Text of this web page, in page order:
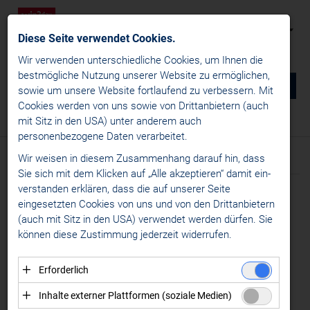
0 DE
NEWS
win2day ICE Hockey League
Specials
ICE Inside
ICE Business
Alps Hockey League
Womens Hockey Leagues
MEDIA
News / win2day ICE Hockey League / Specials
Text
Meldung vom 01.11.2025
PIONEERS-
VERTEIDIGER RAMÓN
SCHNETZER ZU GAST
IM ICE-PODCAST
Diese Seite verwendet Cookies.
Wir verwenden unterschiedliche Cookies, um Ihnen die
best­mögliche Nutzung unserer Website zu ermöglichen,
sowie um unsere Website fortlaufend zu verbessern. Mit
Cookies werden von uns sowie von Drittanbietern (auch
mit Sitz in den USA) unter anderem auch
personenbezogene Daten verarbeitet.
Wir weisen in diesem Zusammenhang darauf hin, dass
Sie sich mit dem Klicken auf „Alle akzeptieren“ damit ein­
ver­standen erklären, dass die auf unserer Seite
eingesetzten Cookies von uns und von den Drittanbietern
(auch mit Sitz in den USA) verwendet werden dürfen. Sie
können diese Zustimmung jederzeit widerrufen.
Erforderlich
Essenzielle Cookies ermöglichen grundlegende
Funktionen und sind für die einwandfreie Funktion der
Inhalte externer Plattformen (soziale Medien)